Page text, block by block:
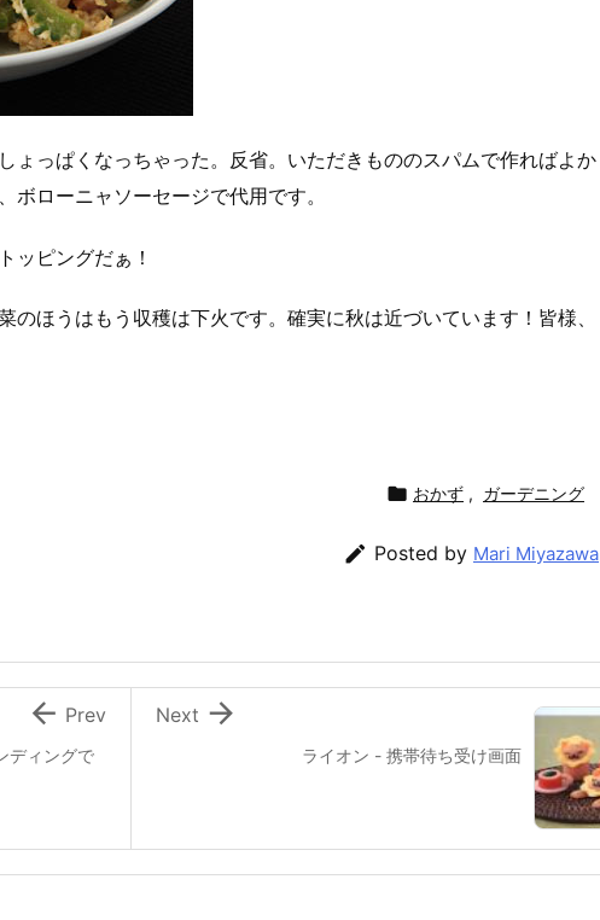
ょっぱくなっちゃった。反省。いただきもののスパムで作ればよか
ボローニャソーセージで代用です。
ッピングだぁ！
のほうはもう収穫は下火です。確実に秋は近づいています！皆様、
 おかず , ガーデニング
 Posted by Mari Miyazawa
ライオン - 携帯待ち受け画面

Next
ディングで
 Prev